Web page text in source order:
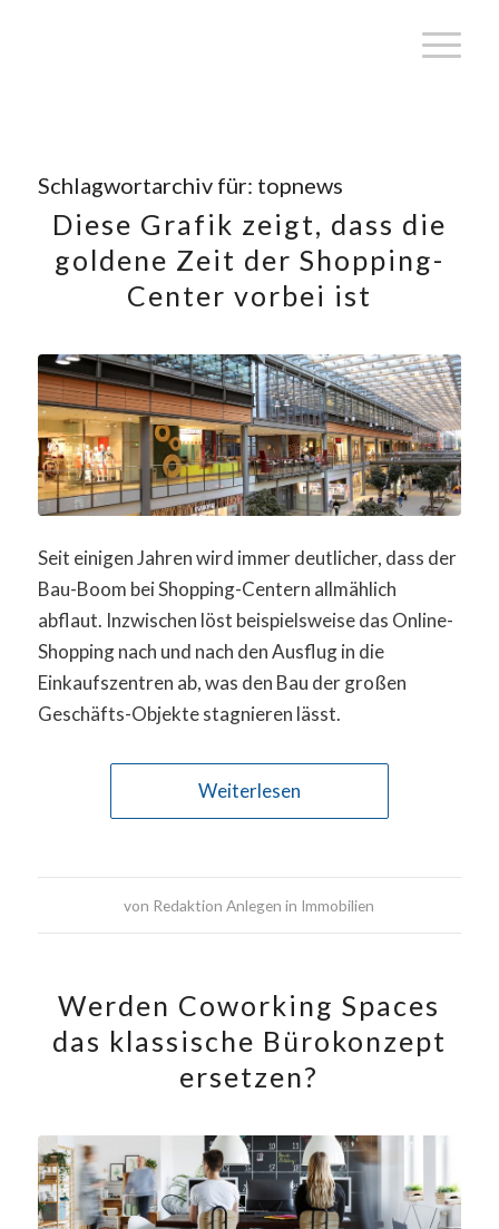
Schlagwortarchiv für: topnews
Diese Grafik zeigt, dass die
goldene Zeit der Shopping-
Center vorbei ist
Seit einigen Jahren wird immer deutlicher, dass der
Bau-Boom bei Shopping-Centern allmählich
abflaut. Inzwischen löst beispielsweise das Online-
Shopping nach und nach den Ausflug in die
Einkaufszentren ab, was den Bau der großen
Geschäfts-Objekte stagnieren lässt.
Weiterlesen
von Redaktion Anlegen in Immobilien
Werden Coworking Spaces
das klassische Bürokonzept
ersetzen?